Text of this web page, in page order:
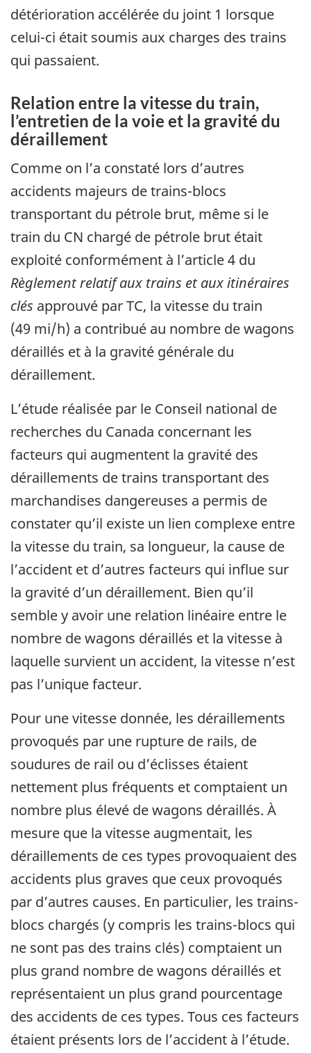
détérioration accélérée du joint 1 lorsque
celui-ci était soumis aux charges des trains
qui passaient.
Relation entre la vitesse du train,
l’entretien de la voie et la gravité du
déraillement
Comme on l’a constaté lors d’autres
accidents majeurs de trains-blocs
transportant du pétrole brut, même si le
train du CN chargé de pétrole brut était
exploité conformément à l’article 4 du
Règlement relatif aux trains et aux itinéraires
clés approuvé par TC, la vitesse du train
(49 mi/h) a contribué au nombre de wagons
déraillés et à la gravité générale du
déraillement.
L’étude réalisée par le Conseil national de
recherches du Canada concernant les
facteurs qui augmentent la gravité des
déraillements de trains transportant des
marchandises dangereuses a permis de
constater qu’il existe un lien complexe entre
la vitesse du train, sa longueur, la cause de
l’accident et d’autres facteurs qui influe sur
la gravité d’un déraillement. Bien qu’il
semble y avoir une relation linéaire entre le
nombre de wagons déraillés et la vitesse à
laquelle survient un accident, la vitesse n’est
pas l’unique facteur.
Pour une vitesse donnée, les déraillements
provoqués par une rupture de rails, de
soudures de rail ou d’éclisses étaient
nettement plus fréquents et comptaient un
nombre plus élevé de wagons déraillés. À
mesure que la vitesse augmentait, les
déraillements de ces types provoquaient des
accidents plus graves que ceux provoqués
par d’autres causes. En particulier, les trains-
blocs chargés (y compris les trains-blocs qui
ne sont pas des trains clés) comptaient un
plus grand nombre de wagons déraillés et
représentaient un plus grand pourcentage
des accidents de ces types. Tous ces facteurs
étaient présents lors de l’accident à l’étude.